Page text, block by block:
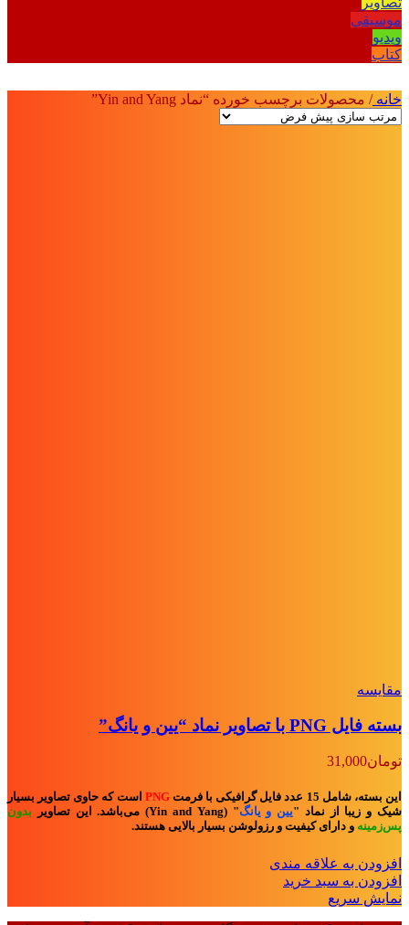
موسیقی
ویدیو
کتاب
خانه/ محصولات برچسب خورده “نماد Yin and Yang”
مقايسه
بسته فایل PNG با تصاویر نماد “یین و یانگ”
تومان31,000
این بسته، شامل 15 عدد فایل گرافیکی با فرمت PNG است که حاوی تصاویر بسیار
شیک و زیبا از نماد "یین و یانگ" (Yin and Yang) می‌باشد. این تصاویر بدون
پس‌زمینه و دارای کیفیت و رزولوشن بسیار بالایی هستند.
افزودن به علاقه مندی
افزودن به سبد خرید
نمایش سریع